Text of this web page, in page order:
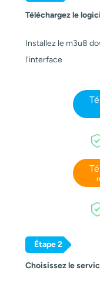
Téléchargez le
Installez le m3u8
l'interface
Étape 2
Choisissez le